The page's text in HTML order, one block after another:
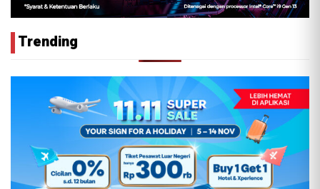
Trending